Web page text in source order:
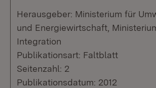
Herausgeber: Ministerium für
und Energiewirtschaft,
Integration
Publikationsart: Faltblatt
Seitenzahl: 2
Publikationsdatum: 2012